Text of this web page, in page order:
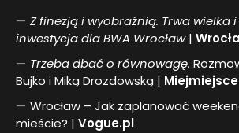
Z finezją i wyobraźnią. Trwa wielka i
inwestycja dla BWA Wrocław|
Trzeba dbać o równowagę.
Bujko i Miką Drozdowską |
Wrocław – Jak zaplanować
mieście? | Vogue.pl